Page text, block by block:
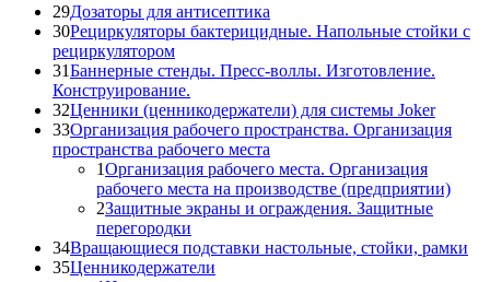
29Дозаторы для антисептика
30Рециркуляторы бактерицидные. Напольные стойки с
рециркулятором
31Баннерные стенды. Пресс-воллы. Изготовление.
Конструирование.
32Ценники (ценникодержатели) для системы Joker
33Организация рабочего пространства. Организация
пространства рабочего места
1Организация рабочего места. Организация
рабочего места на производстве (предприятии)
2Защитные экраны и ограждения. Защитные
перегородки
34Вращающиеся подставки настольные, стойки, рамки
35Ценникодержатели